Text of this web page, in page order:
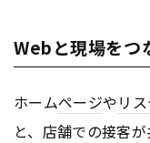
Webと現場をつ
ホームページやリ
と、店舗での接客